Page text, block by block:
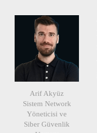
Arif Akyüz
Sistem Network
Yöneticisi ve
Siber Güvenlik